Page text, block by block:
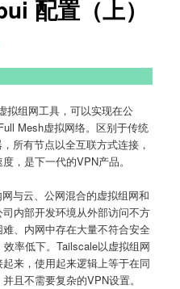
配置（上）
拟组网工具，可以实现在公
Mesh虚拟网络。区别于传统
所有节点以全互联方式连接，
，是下一代的VPN产品。
与云、公网混合的虚拟组网和
内部开发环境从外部访问不方
、内网中存在大量不符合安全
率低下。Tailscale以虚拟组网
来，使用起来逻辑上等于在同
且不需要复杂的VPN设置。